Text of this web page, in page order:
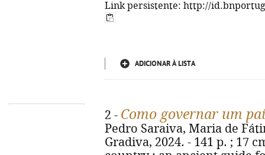
Link persistente: http://
ADICIONAR À LISTA
2 - Como governar um
Pedro Saraiva, Maria de
Gradiva, 2024. - 141 p. ; 17